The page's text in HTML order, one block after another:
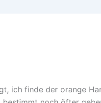
ich finde der orange